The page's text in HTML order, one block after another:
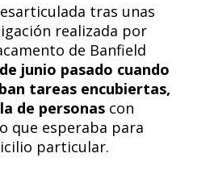
tras unas
realizada por
de Banfield
junio pasado cuando
tareas encubiertas,
de personas con
que esperaba para
particular.